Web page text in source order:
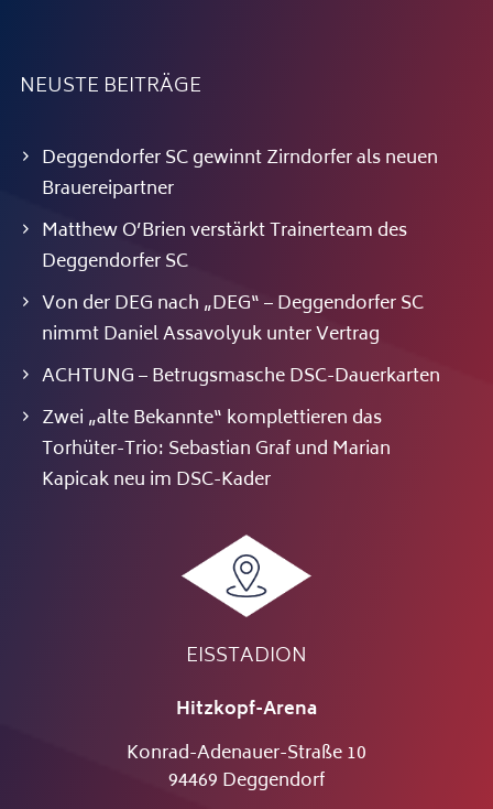
NEUSTE BEITRÄGE
Deggendorfer SC gewinnt Zirndorfer als neuen
Brauereipartner
Matthew O’Brien verstärkt Trainerteam des
Deggendorfer SC
Von der DEG nach „DEG“ – Deggendorfer SC
nimmt Daniel Assavolyuk unter Vertrag
ACHTUNG – Betrugsmasche DSC-Dauerkarten
Zwei „alte Bekannte“ komplettieren das
Torhüter-Trio: Sebastian Graf und Marian
Kapicak neu im DSC-Kader
EISSTADION
Hitzkopf-Arena
Konrad-Adenauer-Straße 10
94469 Deggendorf